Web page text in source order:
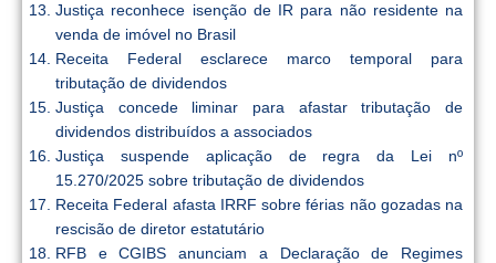
Justiça reconhece isenção de IR para não residente na
venda de imóvel no Brasil
Receita Federal esclarece marco temporal para
tributação de dividendos
Justiça concede liminar para afastar tributação de
dividendos distribuídos a associados
Justiça suspende aplicação de regra da Lei nº
15.270/2025 sobre tributação de dividendos
Receita Federal afasta IRRF sobre férias não gozadas na
rescisão de diretor estatutário
RFB e CGIBS anunciam a Declaração de Regimes